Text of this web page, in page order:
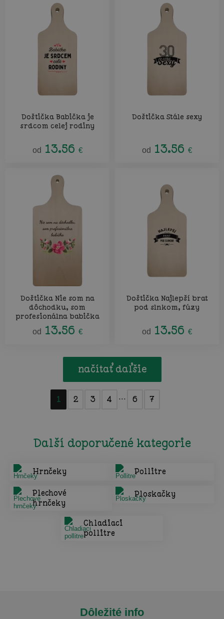
Doštička Babička je
srdcom celej rodiny
od 13.56 €
Doštička Stále sexy
od 13.56 €
Doštička Nie som na
dôchodku, som
profesionálna babička
od 13.56 €
Doštička Najlepší brat
pod slnkom, fúzy
od 13.56 €
načítať daľšie
1 2 3 4 ... 6 7
Další doporučené kategorie
Hrnčeky Pollitre
Plechové
hrnčeky
Ploskačky
Chladiaci
pollitre
Dôležité info